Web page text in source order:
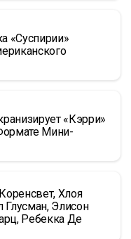
«Суспирии»
«Кэрри»
Мини-
Хлоя
Глусман, Элисон
Ребекка Де